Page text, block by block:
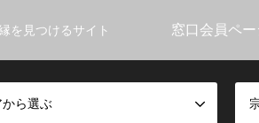
を見つけるサイト 窓口会員ペー
から選ぶ